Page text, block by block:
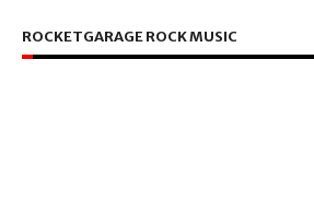
ROCKETGARAGE ROCK MUSIC